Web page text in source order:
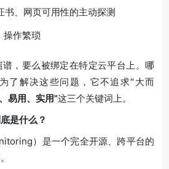
书、网页可用性的主动探测
操作繁琐
，要么被绑定在特定云平台上。哪
了解决这些问题，它不追求"大而
易用、实用"这三个关键词上。
是什么？
）是一个完全开源、跨平台的